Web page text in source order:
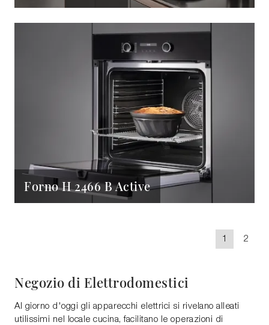
Forno H 2466 B Active
1 2
Negozio di Elettrodomestici
Al giorno d'oggi gli apparecchi elettrici si rivelano alleati
utilissimi nel locale cucina, facilitano le operazioni di